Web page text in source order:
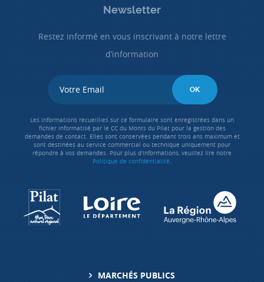
Newsletter
Restez informé en vous inscrivant à notre lettre
d’information
Les informations recueillies sur ce formulaire sont enregistrées dans un
fichier informatisé par le CC du Monts du Pilat pour la gestion des
demandes de contact. Elles sont conservées pendant trois ans maximum et
sont destinées au service commercial ou technique uniquement pour
répondre à vos demandes. Pour plus d'informations, veuillez lire notre
Politique de confidentialité.
MARCHÉS PUBLICS